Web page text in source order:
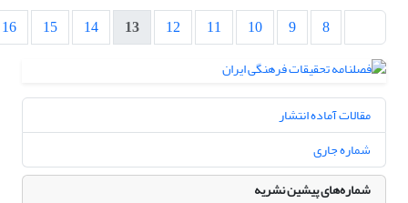
8
9
10
11
12
13
14
15
16
مقالات آماده انتشار
شماره جاری
شماره‌های پیشین نشریه